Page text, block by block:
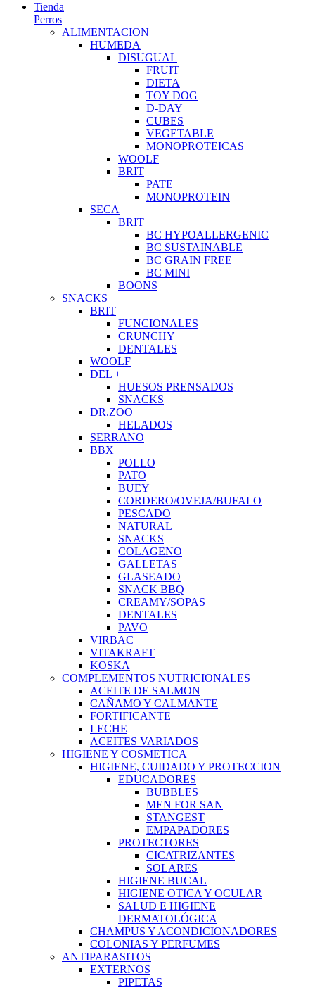
Tienda
Perros
ALIMENTACION
HUMEDA
DISUGUAL
FRUIT
DIETA
TOY DOG
D-DAY
CUBES
VEGETABLE
MONOPROTEICAS
WOOLF
BRIT
PATE
MONOPROTEIN
SECA
BRIT
BC HYPOALLERGENIC
BC SUSTAINABLE
BC GRAIN FREE
BC MINI
BOONS
SNACKS
BRIT
FUNCIONALES
CRUNCHY
DENTALES
WOOLF
DEL +
HUESOS PRENSADOS
SNACKS
DR.ZOO
HELADOS
SERRANO
BBX
POLLO
PATO
BUEY
CORDERO/OVEJA/BUFALO
PESCADO
NATURAL
SNACKS
COLAGENO
GALLETAS
GLASEADO
SNACK BBQ
CREAMY/SOPAS
DENTALES
PAVO
VIRBAC
VITAKRAFT
KOSKA
COMPLEMENTOS NUTRICIONALES
ACEITE DE SALMON
CAÑAMO Y CALMANTE
FORTIFICANTE
LECHE
ACEITES VARIADOS
HIGIENE Y COSMETICA
HIGIENE, CUIDADO Y PROTECCION
EDUCADORES
BUBBLES
MEN FOR SAN
STANGEST
EMPAPADORES
PROTECTORES
CICATRIZANTES
SOLARES
HIGIENE BUCAL
HIGIENE OTICA Y OCULAR
SALUD E HIGIENE
DERMATOLÓGICA
CHAMPUS Y ACONDICIONADORES
COLONIAS Y PERFUMES
ANTIPARASITOS
EXTERNOS
PIPETAS